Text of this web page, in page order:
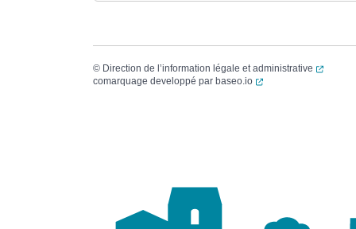
© Direction de l’information légale et administrative
comarquage developpé par baseo.io (ouverture dans un